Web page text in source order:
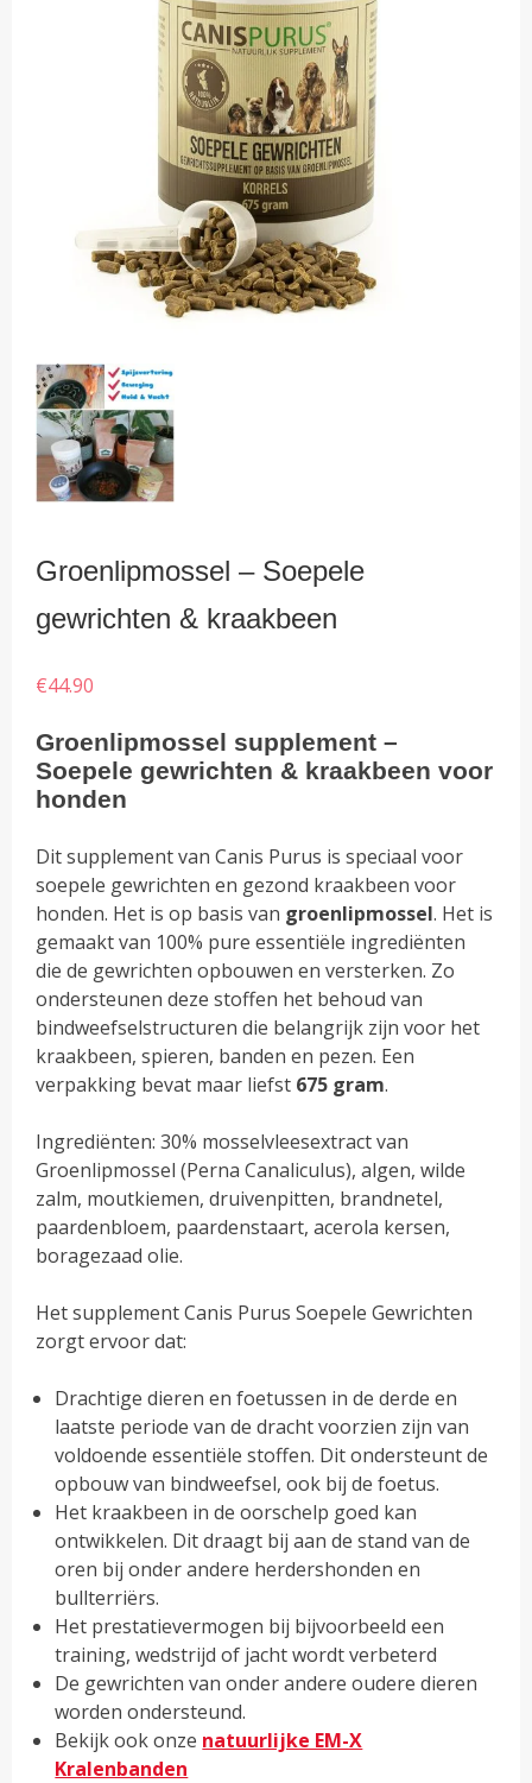
Groenlipmossel – Soepele
gewrichten & kraakbeen
€44.90
Groenlipmossel supplement –
Soepele gewrichten & kraakbeen voor
honden
Dit supplement van Canis Purus is speciaal voor
soepele gewrichten en gezond kraakbeen voor
honden. Het is op basis van groenlipmossel. Het is
gemaakt van 100% pure essentiële ingrediënten
die de gewrichten opbouwen en versterken. Zo
ondersteunen deze stoffen het behoud van
bindweefselstructuren die belangrijk zijn voor het
kraakbeen, spieren, banden en pezen. Een
verpakking bevat maar liefst 675 gram.
Ingrediënten: 30% mosselvleesextract van
Groenlipmossel (Perna Canaliculus), algen, wilde
zalm, moutkiemen, druivenpitten, brandnetel,
paardenbloem, paardenstaart, acerola kersen,
boragezaad olie.
Het supplement Canis Purus Soepele Gewrichten
zorgt ervoor dat:
Drachtige dieren en foetussen in de derde en
laatste periode van de dracht voorzien zijn van
voldoende essentiële stoffen. Dit ondersteunt de
opbouw van bindweefsel, ook bij de foetus.
Het kraakbeen in de oorschelp goed kan
ontwikkelen. Dit draagt bij aan de stand van de
oren bij onder andere herdershonden en
bullterriërs.
Het prestatievermogen bij bijvoorbeeld een
training, wedstrijd of jacht wordt verbeterd
De gewrichten van onder andere oudere dieren
worden ondersteund.
Bekijk ook onze natuurlijke EM-X
Kralenbanden